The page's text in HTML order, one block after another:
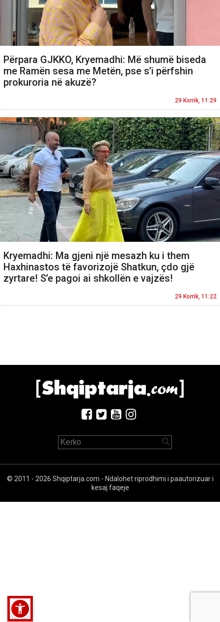
Përpara GJKKO, Kryemadhi: Më shumë biseda
me Ramën sesa me Metën, pse s’i përfshin
prokuroria në akuzë?
29 Korrik, 11:29
Kryemadhi: Ma gjeni një mesazh ku i them
Haxhinastos të favorizojë Shatkun, çdo gjë
zyrtare! S’e pagoi ai shkollën e vajzës!
29 Korrik, 11:22
© 2011 - 2026 Shqiptarja.com - Ndalohet riprodhimi i paautorizuar i
kesaj faqeje